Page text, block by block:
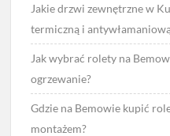
Jakie drzwi zewnętrzne w
termiczną i
Jak wybrać rolety na
ogrzewanie?
Gdzie na Bemowie kupić
montażem?